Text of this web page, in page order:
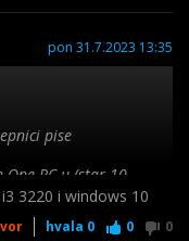
pon 31.7.2023 13:35
pise
PC-u (star 10
3220 i windows 10
hvala 0 0 0